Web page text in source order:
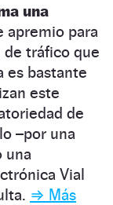
una
apremio para
de tráfico que
es bastante
este
de
–por una
una
Vial
⇒ Más